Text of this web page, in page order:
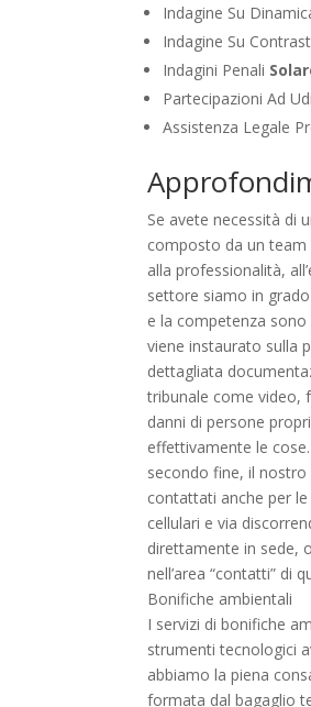
Indagine Su
Indagine Su
Indagini Penali
Partecipazioni Ad
Assistenza Legale
Se avete necessità di
composto da un team
alla professionalità,
settore siamo in
e la competenza
viene instaurato sulla
dettagliata
tribunale come video,
danni di persone
effettivamente le
secondo fine, il
contattati anche per le
cellulari e via
direttamente in sede,
nell’area “contatti” di
Bonifiche ambientali
I servizi di bonifiche
strumenti tecnologici
abbiamo la piena
formata dal bagaglio